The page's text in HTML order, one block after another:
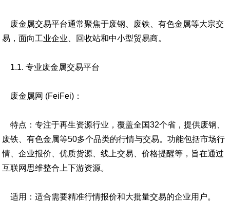
废金属交易平台通常聚焦于废钢、废铁、有色金属等大宗交
易，面向工业企业、回收站和中小型贸易商。
1.1. 专业废金属交易平台
废金属网 (FeiFei)：
特点：专注于再生资源行业，覆盖全国32个省，提供废钢、
废铁、有色金属等50多个品类的行情与交易。功能包括市场行
情、企业报价、优质货源、线上交易、价格提醒等，旨在通过
互联网思维整合上下游资源。
适用：适合需要精准行情报价和大批量交易的企业用户。